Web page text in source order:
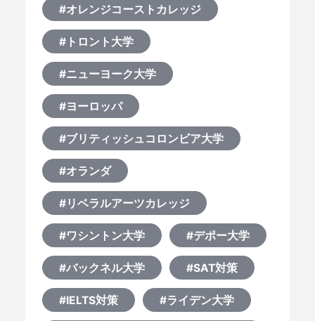
#オレンジコーストカレッジ
#トロント大学
#ニューヨーク大学
#ヨーロッパ
#ブリティッシュコロンビア大学
#オランダ
#リベラルアーツカレッジ
#ワシントン大学 #デポー大学
#バックネル大学 #SAT対策
#IELTS対策 #ライデン大学